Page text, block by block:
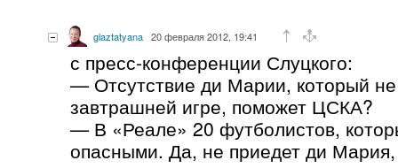
glaztatyana 20 февраля 2012, 19:41
с пресс-конференции Слуцкого:
— Отсутствие ди Марии, который не
завтрашней игре, поможет ЦСКА?
— В «Реале» 20 футболистов,
опасными. Да, не приедет ди Мария,